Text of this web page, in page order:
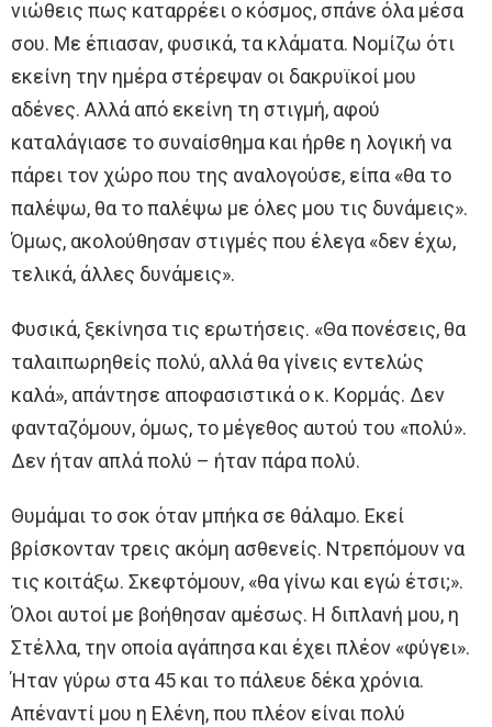
νιώθεις πως καταρρέει ο κόσμος, σπάνε όλα μέσα
σου. Με έπιασαν, φυσικά, τα κλάματα. Νομίζω ότι
εκείνη την ημέρα στέρεψαν οι δακρυϊκοί μου
αδένες. Αλλά από εκείνη τη στιγμή, αφού
καταλάγιασε το συναίσθημα και ήρθε η λογική να
πάρει τον χώρο που της αναλογούσε, είπα «θα το
παλέψω, θα το παλέψω με όλες μου τις δυνάμεις».
Όμως, ακολούθησαν στιγμές που έλεγα «δεν έχω,
τελικά, άλλες δυνάμεις».
Φυσικά, ξεκίνησα τις ερωτήσεις. «Θα πονέσεις, θα
ταλαιπωρηθείς πολύ, αλλά θα γίνεις εντελώς
καλά», απάντησε αποφασιστικά ο κ. Κορμάς. Δεν
φανταζόμουν, όμως, το μέγεθος αυτού του «πολύ».
Δεν ήταν απλά πολύ – ήταν πάρα πολύ.
Θυμάμαι το σοκ όταν μπήκα σε θάλαμο. Εκεί
βρίσκονταν τρεις ακόμη ασθενείς. Ντρεπόμουν να
τις κοιτάξω. Σκεφτόμουν, «θα γίνω και εγώ έτσι;».
Όλοι αυτοί με βοήθησαν αμέσως. Η διπλανή μου, η
Στέλλα, την οποία αγάπησα και έχει πλέον «φύγει».
Ήταν γύρω στα 45 και το πάλευε δέκα χρόνια.
Απέναντί μου η Ελένη, που πλέον είναι πολύ